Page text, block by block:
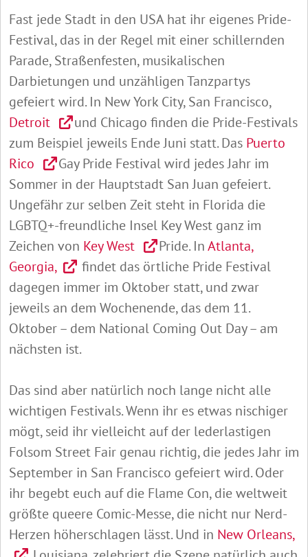
Fast jede Stadt in den USA hat ihr eigenes Pride-
Festival, das in der Regel mit einer schillernden
Parade, Straßenfesten, musikalischen
Darbietungen und unzähligen Tanzpartys
gefeiert wird. In New York City, San Francisco,
Detroit
und Chicago finden die Pride-Festivals
zum Beispiel jeweils Ende Juni statt. Das Puerto
Rico
Gay Pride Festival wird jedes Jahr im
Sommer in der Hauptstadt San Juan gefeiert.
Ungefähr zur selben Zeit steht in Florida die
LGBTQ+-freundliche Insel Key West ganz im
Zeichen von Key West Pride. InAtlanta,
Georgia,
findet das örtliche Pride Festival
dagegen immer im Oktober statt, und zwar
jeweils an dem Wochenende, das dem 11.
Oktober – dem National Coming Out Day – am
nächsten ist.
Das sind aber natürlich noch lange nicht alle
wichtigen Festivals. Wenn ihr es etwas nischiger
mögt, seid ihr vielleicht auf der lederlastigen
Folsom Street Fair genau richtig, die jedes Jahr im
September in San Francisco gefeiert wird. Oder
ihr begebt euch auf die Flame Con, die weltweit
größte queere Comic-Messe, die nicht nur Nerd-
Herzen höherschlagen lässt. Und in New Orleans,